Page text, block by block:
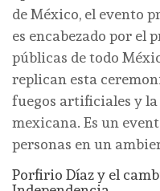
de México, el evento
es encabezado por el
públicas de todo
replican esta
fuegos artificiales y
mexicana. Es un
personas en un
Porfirio Díaz y el